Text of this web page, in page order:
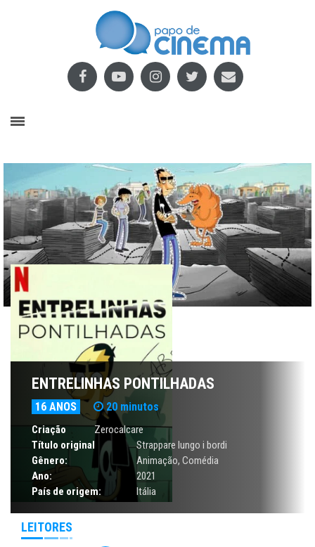
ENTRELINHAS PONTILHADAS
16 ANOS 20 minutos
Criação
Zerocalcare
Título original
Strappare lungo i bordi
Gênero:
Animação, Comédia
Ano:
2021
País de origem:
Itália
LEITORES